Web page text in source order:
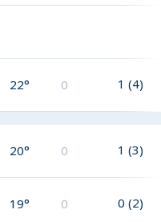
22° 0 1 (4)
20° 0 1 (3)
19° 0 0 (2)